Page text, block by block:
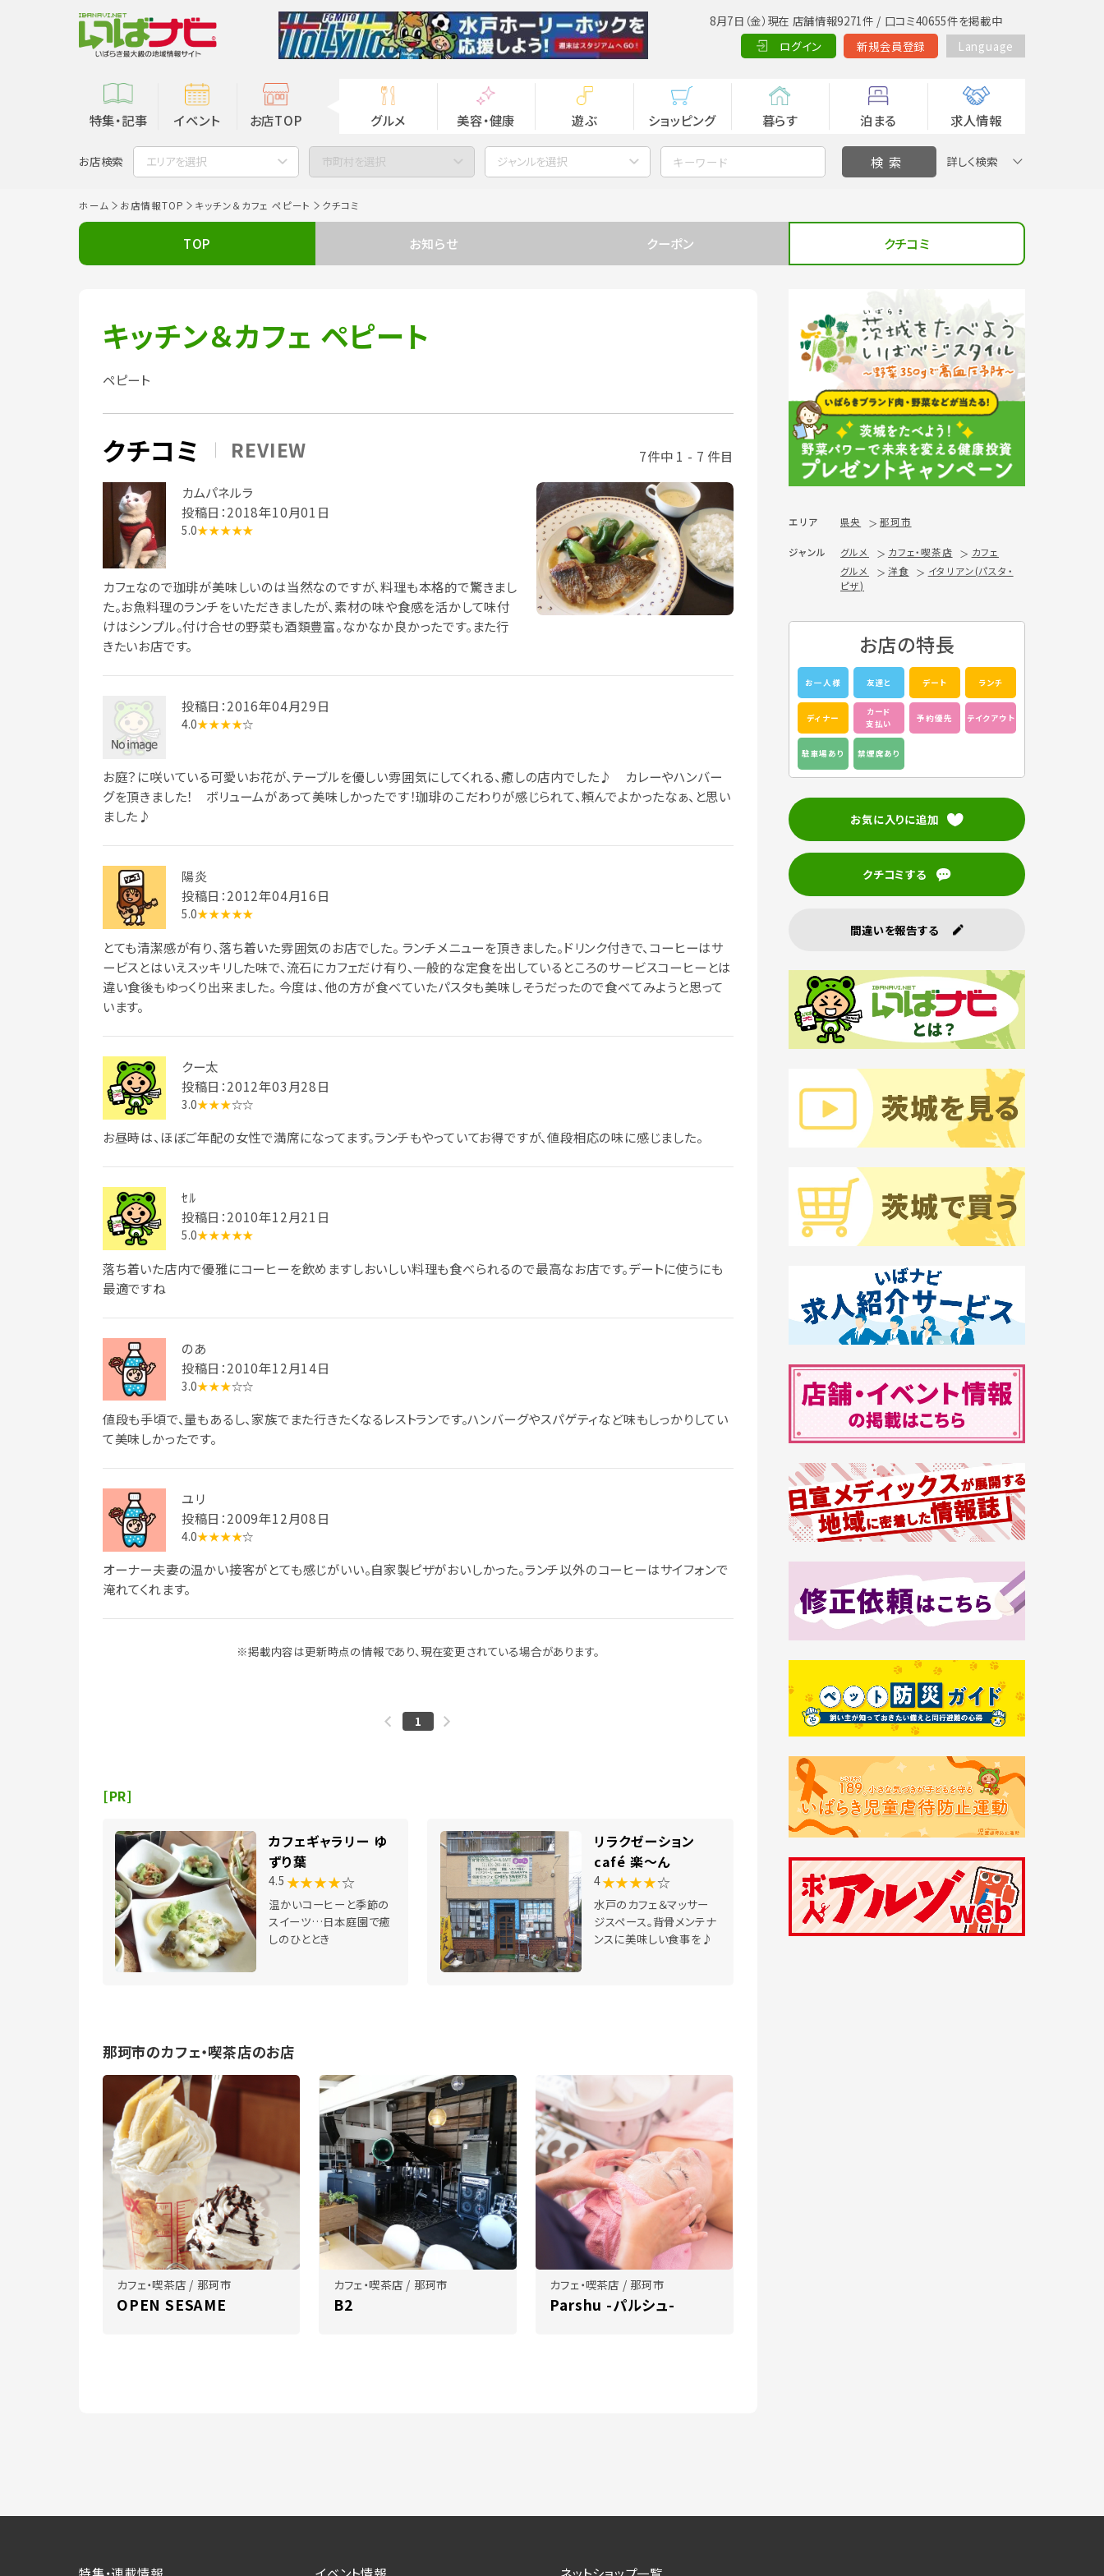
8月7日（金）現在 店舗情報9271件 / 口コミ40655件を掲載中
ログイン
新規会員登録 Language
特集・記事 イベント お店TOP グルメ 美容・健康 遊ぶ ショッピング 暮らす 泊まる 求人情報
お店検索 エリアを選択 市町村を選択 ジャンルを選択 詳しく検索
ホーム お店情報TOP キッチン＆カフェ ペピート クチコミ
TOP お知らせ クーポン クチコミ
キッチン＆カフェ ペピート
ペピート
クチコミ REVIEW
7件中 1 - 7 件目
カムパネルラ
投稿日：2018年10月01日
5.0★★★★★
カフェなので珈琲が美味しいのは当然なのですが、料理も本格的で驚きまし
た。お魚料理のランチをいただきましたが、素材の味や食感を活かして味付
けはシンプル。付け合せの野菜も酒類豊富。なかなか良かったです。また行
きたいお店です。
投稿日：2016年04月29日
4.0★★★★☆
お庭？に咲いている可愛いお花が、テーブルを優しい雰囲気にしてくれる、癒しの店内でした♪ カレーやハンバー
グを頂きました！ ボリュームがあって美味しかったです！珈琲のこだわりが感じられて、頼んでよかったなぁ、と思い
ました♪
陽炎
投稿日：2012年04月16日
5.0★★★★★
とても清潔感が有り、落ち着いた雰囲気のお店でした。 ランチメニューを頂きました。ドリンク付きで、コーヒーはサ
ービスとはいえスッキリした味で、流石にカフェだけ有り、一般的な定食を出しているところのサービスコーヒーとは
違い食後もゆっくり出来ました。 今度は、他の方が食べていたパスタも美味しそうだったので食べてみようと思って
います。
クー太
投稿日：2012年03月28日
3.0★★★☆☆
お昼時は、ほぼご年配の女性で満席になってます。ランチもやっていてお得ですが、値段相応の味に感じました。
ｾﾙ
投稿日：2010年12月21日
5.0★★★★★
落ち着いた店内で優雅にコーヒーを飲めますしおいしい料理も食べられるので最高なお店です。デートに使うにも
最適ですね
のあ
投稿日：2010年12月14日
3.0★★★☆☆
値段も手頃で、量もあるし、家族でまた行きたくなるレストランです。ハンバーグやスパゲティなど味もしっかりしてい
て美味しかったです。
ユリ
投稿日：2009年12月08日
4.0★★★★☆
オーナー夫妻の温かい接客がとても感じがいい。自家製ピザがおいしかった。ランチ以外のコーヒーはサイフォンで
淹れてくれます。
※掲載内容は更新時点の情報であり、現在変更されている場合があります。
1
[PR]
カフェギャラリー ゆ
ずり葉
4.5 ★★★★☆
温かいコーヒーと季節の
スイーツ…日本庭園で癒
しのひととき
リラクゼーション
café 楽～ん
4★★★★☆
水戸のカフェ＆マッサー
ジスペース。背骨メンテナ
ンスに美味しい食事を♪
那珂市のカフェ・喫茶店のお店
カフェ・喫茶店 / 那珂市
OPEN SESAME
カフェ・喫茶店 / 那珂市
B2
カフェ・喫茶店 / 那珂市
Parshu -パルシュ-
エリア 県央 那珂市
ジャンル グルメ カフェ・喫茶店
カフェ
グルメ
洋食
イタリアン(パスタ・
ピザ)
お店の特長
お一人様 友達と デート ランチ
ディナー
カード
支払い
予約優先 テイクアウト
駐車場あり 禁煙席あり
お気に入りに追加
クチコミする
間違いを報告する